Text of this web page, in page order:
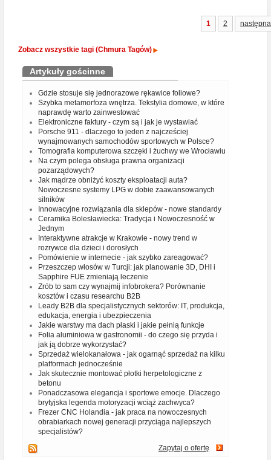
1 2 następna
Zobacz wszystkie tagi (Chmura Tagów)
Artykuły gościnne
Gdzie stosuje się jednorazowe rękawice foliowe?
Szybka metamorfoza wnętrza. Tekstylia domowe, w które
naprawdę warto zainwestować
Elektroniczne faktury - czym są i jak je wystawiać
Porsche 911 - dlaczego to jeden z najcześciej
wynajmowanych samochodów sportowych w Polsce?
Tomografia komputerowa szczęki i żuchwy we Wrocławiu
Na czym polega obsługa prawna organizacji
pozarządowych?
Jak mądrze obniżyć koszty eksploatacji auta?
Nowoczesne systemy LPG w dobie zaawansowanych
silników
Innowacyjne rozwiązania dla sklepów - nowe standardy
Ceramika Bolesławiecka: Tradycja i Nowoczesność w
Jednym
Interaktywne atrakcje w Krakowie - nowy trend w
rozrywce dla dzieci i dorosłych
Pomówienie w internecie - jak szybko zareagować?
Przeszczep włosów w Turcji: jak planowanie 3D, DHI i
Sapphire FUE zmieniają leczenie
Zrób to sam czy wynajmij infobrokera? Porównanie
kosztów i czasu researchu B2B
Leady B2B dla specjalistycznych sektorów: IT, produkcja,
edukacja, energia i ubezpieczenia
Jakie warstwy ma dach płaski i jakie pełnią funkcje
Folia aluminiowa w gastronomii - do czego się przyda i
jak ją dobrze wykorzystać?
Sprzedaż wielokanałowa - jak ogarnąć sprzedaż na kilku
platformach jednocześnie
Jak skutecznie montować płotki herpetologiczne z
betonu
Ponadczasowa elegancja i sportowe emocje. Dlaczego
brytyjska legenda motoryzacji wciąż zachwyca?
Frezer CNC Holandia - jak praca na nowoczesnych
obrabiarkach nowej generacji przyciąga najlepszych
specjalistów?
Zapytaj o ofertę